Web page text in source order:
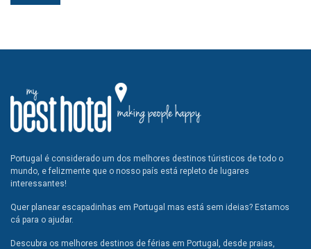
Portugal é considerado um dos melhores destinos túristicos de todo o
mundo, e felizmente que o nosso país está repleto de lugares
interessantes!
Quer planear escapadinhas em Portugal mas está sem ideias? Estamos
cá para o ajudar.
Descubra os melhores destinos de férias em Portugal, desde praias,